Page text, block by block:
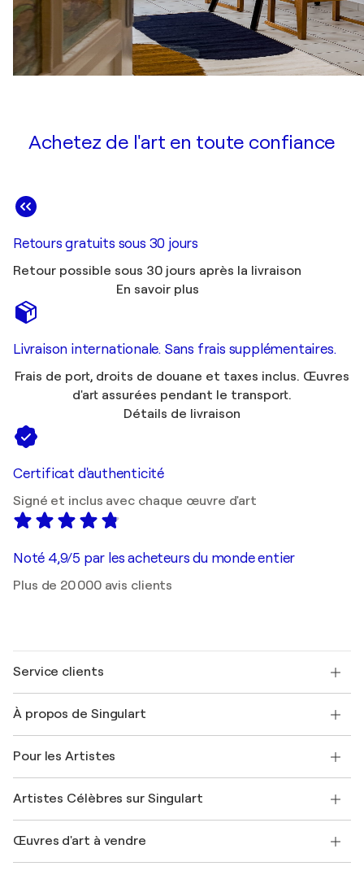
Achetez de l'art en toute confiance
Retours gratuits sous 30 jours
Retour possible sous 30 jours après la livraison
En savoir plus
Livraison internationale. Sans frais supplémentaires.
Frais de port, droits de douane et taxes inclus. Œuvres
d'art assurées pendant le transport.
Détails de livraison
Certificat d'authenticité
Signé et inclus avec chaque œuvre d'art
Noté 4,9/5 par les acheteurs du monde entier
Plus de 20 000 avis clients
Service clients
Expédition
Offrir une carte cadeau
Rejoignez notre programme commercial
Mon compte
+33 1 76 44 06 42
À propos de Singulart
FAQ
Magazine Singulart
Emplois
Découvrez une sélection d'art original
Pour les Artistes
Se connecter en tant qu'Artiste
Artistes Célèbres sur Singulart
Marc Chagall
Œuvres d'art à vendre